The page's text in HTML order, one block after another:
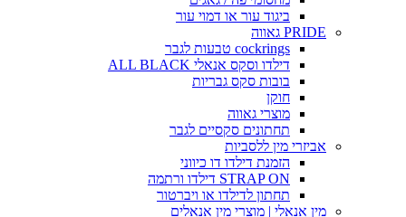
ביגוד עור או דמוי עור
PRIDE גאווה
cockrings טבעות לגבר
דילדו וסקס אנאלי ALL BLACK
בובות סקס גבריות
חוקן
מוצרי גאווה
תחתונים סקסיים לגבר
אביזרי מין ללסביות
הזמנת דילדו דו כיווני
STRAP ON דילדו ורתמה
תחתון לדילדו או ויברטור
מין אנאלי | מוצרי מין אנאלים